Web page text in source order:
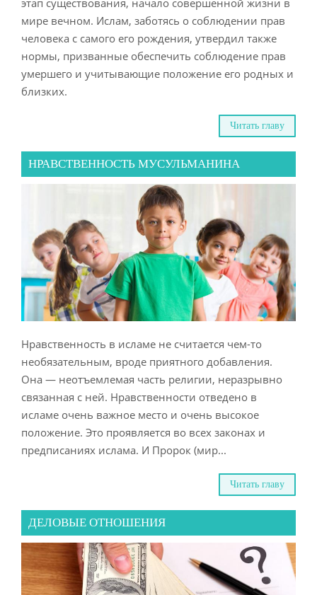
мире вечном. Ислам, заботясь о соблюдении прав
человека с самого его рождения, утвердил также
нормы, призванные обеспечить соблюдение прав
умершего и учитывающие положение его родных и
близких.
Читать главу
НРАВСТВЕННОСТЬ МУСУЛЬМАНИНА
Нравственность в исламе не считается чем-то
необязательным, вроде приятного добавления.
Она — неотъемлемая часть религии, неразрывно
связанная с ней. Нравственности отведено в
исламе очень важное место и очень высокое
положение. Это проявляется во всех законах и
предписаниях ислама. И Пророк (мир...
Читать главу
ДЕЛОВЫЕ ОТНОШЕНИЯ